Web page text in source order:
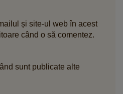
și site-ul web în acest
când o să comentez.
sunt publicate alte